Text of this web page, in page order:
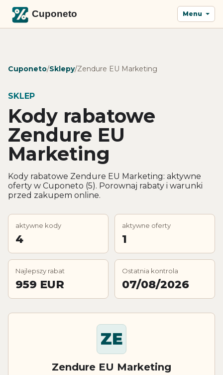
Menu
Cuponeto/Sklepy/Zendure EU Marketing
SKLEP
Kody rabatowe
Zendure EU
Marketing
Kody rabatowe Zendure EU Marketing: aktywne
oferty w Cuponeto (5). Porownaj rabaty i warunki
przed zakupem online.
aktywne kody
4
aktywne oferty
1
Najlepszy rabat
959 EUR
Ostatnia kontrola
07/08/2026
ZE
Zendure EU Marketing